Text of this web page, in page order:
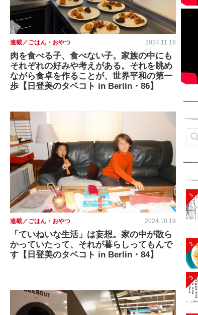
連載／ごはん・おやつ 2024.11.16
肉を食べる子、食べない子。家族の中にも
それぞれの好みや考えがある。それを眺め
ながら食卓を作ることが、世界平和の第一
歩【日登美のタベコト in Berlin・86】
連載／ごはん・おやつ 2024.10.19
「ていねいな生活」は妄想。家の中が散ら
かっていたって、それが暮らしってもんで
す【日登美のタベコト in Berlin・84】
1
2
3